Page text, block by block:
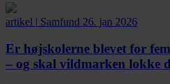
artikel | Samfund 26. jan 2026
Er højskolerne blevet for
– og skal vildmarken lokke